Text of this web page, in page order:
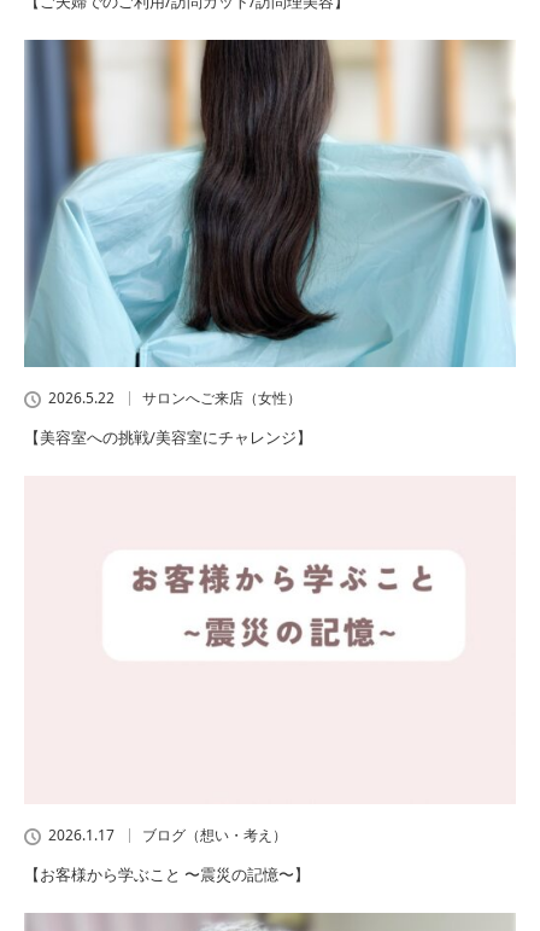
2026.5.22 サロンへご来店（女性）
【美容室への挑戦/美容室にチャレンジ】
2026.1.17 ブログ（想い・考え）
【お客様から学ぶこと 〜震災の記憶〜】